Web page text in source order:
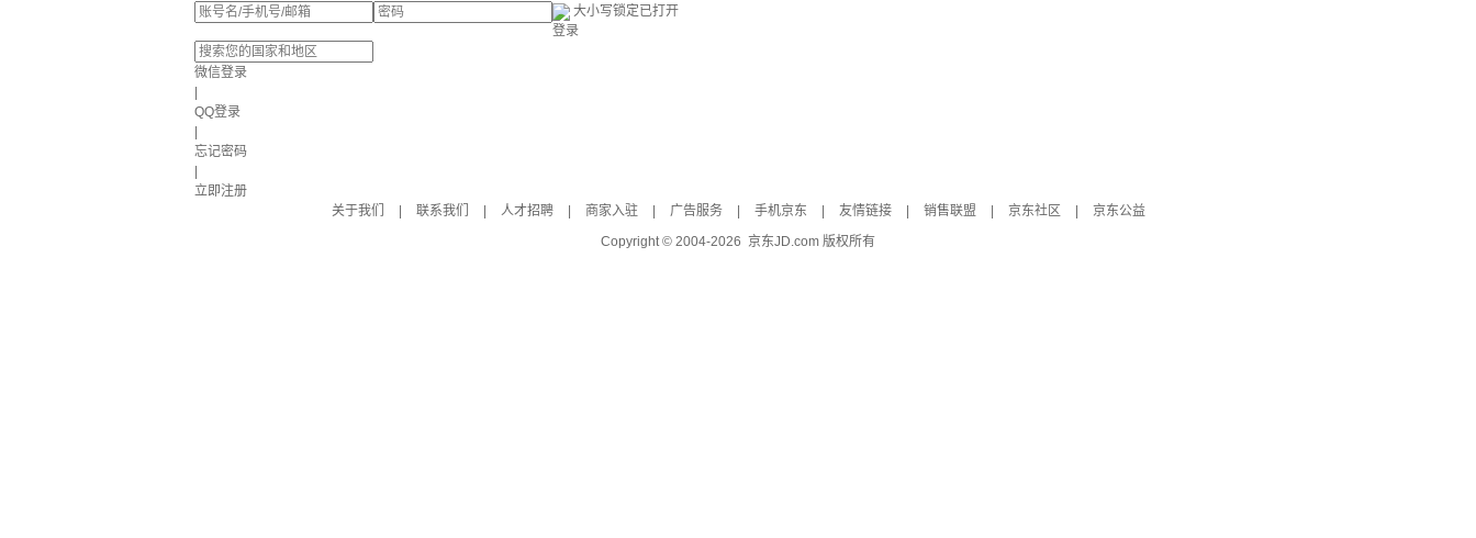
大小写锁定已打开
登录
微信登录
QQ登录
忘记密码
立即注册
关于我们
联系我们 人才招聘 商家入驻 广告服务 手机京东 友情链接 销售联盟 京东社区
京东公益
Copyright © 2004-2026 京东JD.com 版权所有